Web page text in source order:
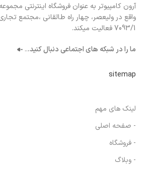
آرون کامپیوتر به عنوان فروشگاه اینترنتی
واقع در ولیعصر، چهار راه طالقانی ،مجتمع
7093/1 فعالیت میکند.
ما را در شبکه های اجتماعی دنبال کنید...
sitemap
لینک های مهم
- صفحه اصلی
- فروشگاه
- وبلاگ